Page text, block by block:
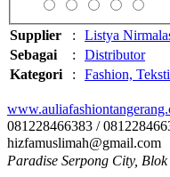
Supplier :
Listya
Sebagai
:
Distributor
Kategori
: Fashion,
081228466383 /
hizfamuslimah@gmail.com
Paradise Serpong City,